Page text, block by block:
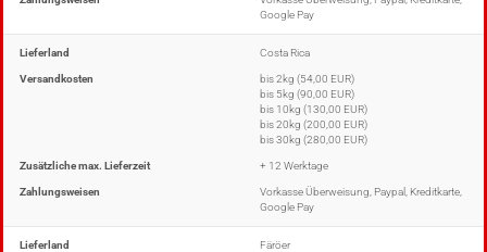
Google Pay
Lieferland Costa Rica
Versandkosten
bis 2kg (54,00 EUR)
bis 5kg (90,00 EUR)
bis 10kg (130,00 EUR)
bis 20kg (200,00 EUR)
bis 30kg (280,00 EUR)
Zusätzliche max. Lieferzeit + 12 Werktage
Zahlungsweisen
Vorkasse Überweisung, Paypal, Kreditkarte,
Google Pay
Lieferland Färöer